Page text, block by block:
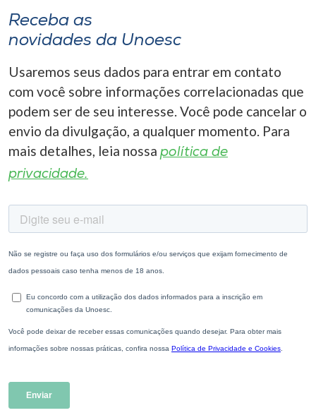
Receba as
novidades da Unoesc
Usaremos seus dados para entrar em contato
com você sobre informações correlacionadas que
podem ser de seu interesse. Você pode cancelar o
envio da divulgação, a qualquer momento. Para
mais detalhes, leia nossa política de
privacidade.